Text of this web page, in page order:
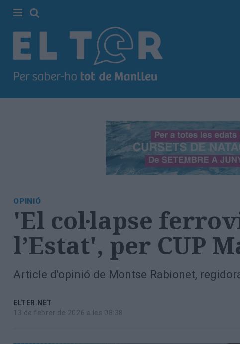
Manlleu
Totes
les
notícies
OPINIÓ
'El col·lapse
l’Estat', per CUP
Article d'opinió de Montse Rabionet,
ELTER.NET
13 de febrer de 2026 a les 08:38